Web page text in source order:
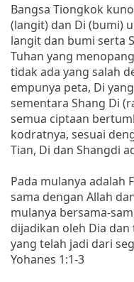
Bangsa Tiongkok
(langit) dan Di (bumi)
langit dan bumi serta
Tuhan yang
tidak ada yang salah
empunya peta, Di
sementara Shang Di
semua ciptaan
kodratnya, sesuai
Tian, Di dan Shangdi
Pada mulanya adalah
sama dengan Allah
mulanya bersama-
dijadikan oleh Dia
yang telah jadi dari
Yohanes 1:1-3